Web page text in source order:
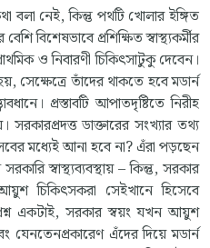
বলা নেই, কিন্তু পথটি খোলার ইঙ্গিত
বিশেষভাবে প্রশিক্ষিত স্বাস্থ্যকর্মীর
ও নিবারণী চিকিৎসাটুকু দেবেন।
সেক্ষেত্রে তাঁদের থাকতে হবে মডার্ন
প্রস্তাবটি আপাতদৃষ্টিতে নিরীহ
ডাক্তারের সংখ্যার তথ্য
মধ্যেই আনা হবে না? এঁরা পড়ছেন
স্বাস্থ্যব্যবস্থায় – কিন্তু, সরকার
চিকিৎসকরা সেইখানে হিসেবে
একটাই, সরকার স্বয়ং যখন আয়ুশ
যেনতেনপ্রকারেণ এঁদের দিয়ে মডার্ন